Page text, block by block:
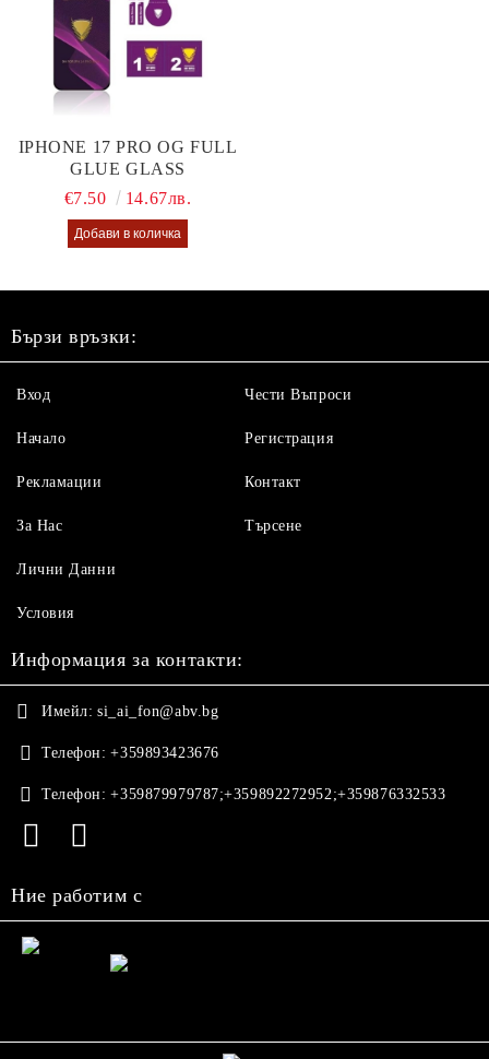
IPHONE 17 PRO OG FULL
GLUE GLASS
€7.50
14.67лв.
Бързи връзки:
Вход
Начало
Рекламации
За Нас
Чести Въпроси
Регистрация
Контакт
Търсене
Лични Данни
Условия
Информация за контакти:
Имейл: si_ai_fon@abv.bg
Телефон: +359893423676
Телефон: +359879979787;+359892272952;+359876332533
Ние работим с